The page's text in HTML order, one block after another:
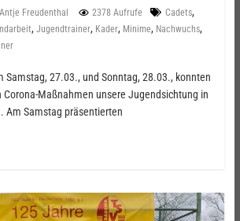
Antje Freudenthal 2378 Aufrufe Cadets,
, Jugendtrainer, Kader, Minime, Nachwuchs,
Samstag, 27.03., und Sonntag, 28.03., konnten
Maßnahmen unsere Jugendsichtung in
Am Samstag präsentierten